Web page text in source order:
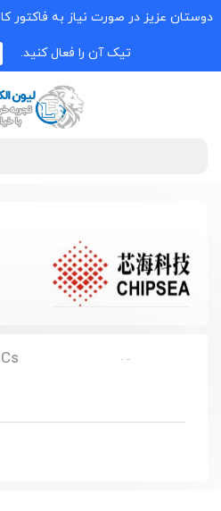
دوستان عزیز در صورت نیاز به فاکتور
تیک آن را فعال کنید.